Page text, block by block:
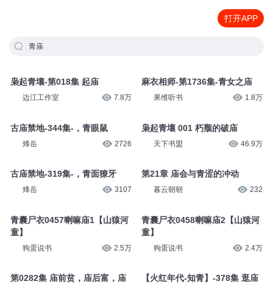
打开APP
青庙
枭起青壤-第018集 起庙
边江工作室 7.8万
古庙禁地-344集-，青眼鼠
烽岳 2726
古庙禁地-319集-，青面獠牙
烽岳 3107
青囊尸衣0457喇嘛庙1【山猿河
童】
狗蛋说书 2.5万
第0282集 庙前贫，庙后富，庙
麻衣相师-第1736集-青女之庙
果维听书 1.8万
枭起青壤 001 朽颓的破庙
天下书盟 46.9万
第21章 庙会与青涩的冲动
暮云朝朝 232
青囊尸衣0458喇嘛庙2【山猿河
童】
狗蛋说书 2.4万
【火红年代-知青】-378集 逛庙